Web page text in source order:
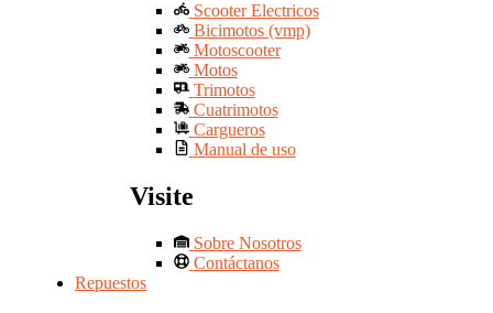
Scooter Electricos
Bicimotos (vmp)
Motoscooter
Motos
Trimotos
Cuatrimotos
Cargueros
Manual de uso
Visite
Sobre Nosotros
Contáctanos
Repuestos